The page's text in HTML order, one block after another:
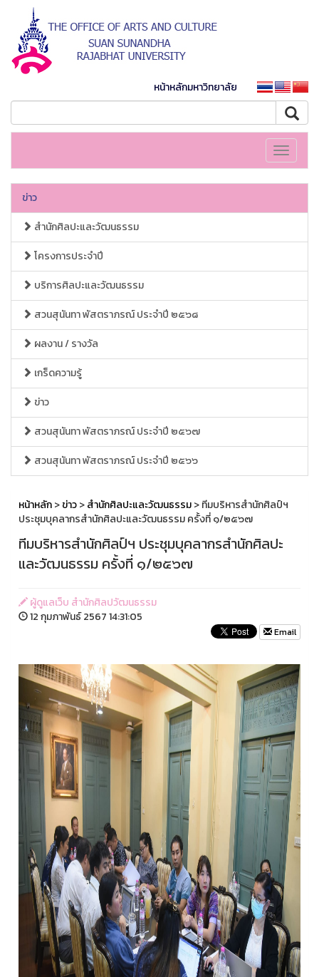
หน้าหลักมหาวิทยาลัย
Toggle
ข่าว
สำนักศิลปะและวัฒนธรรม
โครงการประจำปี
บริการศิลปะและวัฒนธรรม
สวนสุนันทา พัสตราภรณ์ ประจำปี ๒๕๖๘
ผลงาน / รางวัล
เกร็ดความรู้
ข่าว
สวนสุนันทา พัสตราภรณ์ ประจำปี ๒๕๖๗
สวนสุนันทา พัสตราภรณ์ ประจำปี ๒๕๖๖
หน้าหลัก>ข่าว>สำนักศิลปะและวัฒนธรรม> ทีมบริหารสำนักศิลป์ฯ
ประชุมบุคลากรสำนักศิลปะและวัฒนธรรม ครั้งที่ ๑/๒๕๖๗
ทีมบริหารสำนักศิลป์ฯ ประชุมบุคลากรสำนักศิลปะ
และวัฒนธรรม ครั้งที่ ๑/๒๕๖๗
ผู้ดูแลเว็บ สำนักศิลปวัฒนธรรม
12 กุมภาพันธ์ 2567 14:31:05
Email